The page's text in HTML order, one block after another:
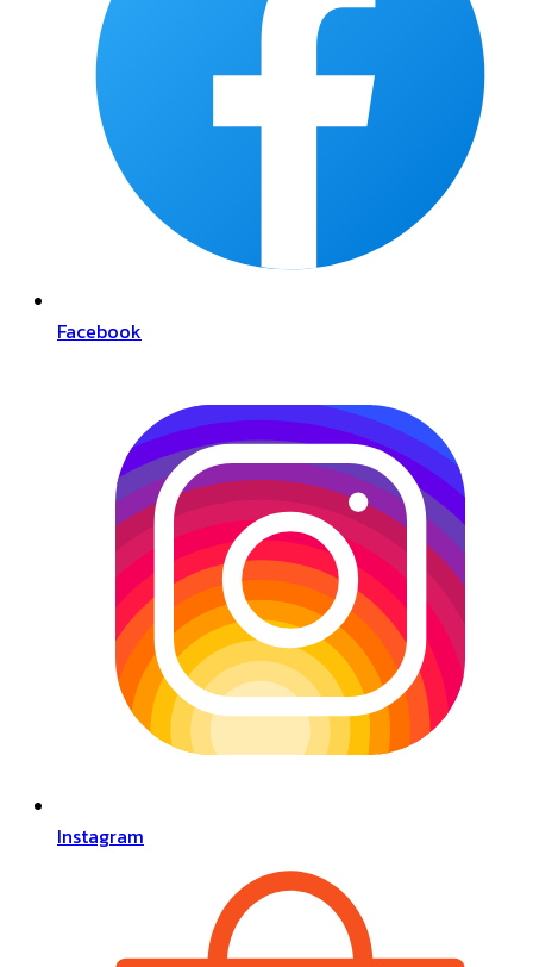
Facebook
Instagram